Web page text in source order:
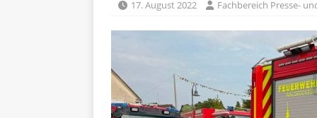
17. August 2022 Fachbereich Presse-